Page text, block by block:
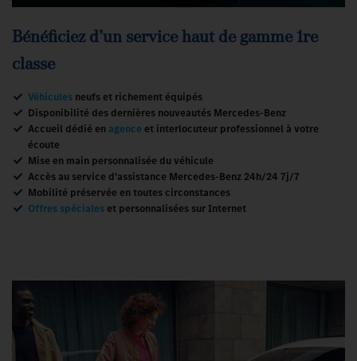
Bénéficiez d’un service haut de gamme 1re
classe
Véhicules neufs et richement équipés
Disponibilité des dernières nouveautés Mercedes-Benz
Accueil dédié en agence et interlocuteur professionnel à votre
écoute
Mise en main personnalisée du véhicule
Accès au service d'assistance Mercedes-Benz 24h/24 7j/7
Mobilité préservée en toutes circonstances
Offres spéciales et personnalisées sur Internet